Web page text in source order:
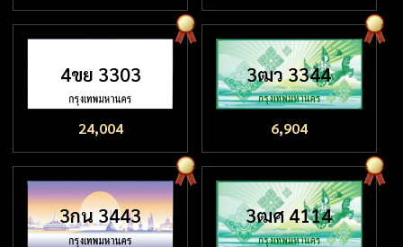
4ขย 3303
24,004
3ฒว 3344
6,904
3กน 3443 3ฒศ 4114